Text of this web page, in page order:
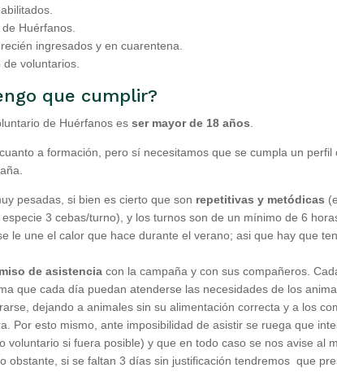
Huérfanos.
ingresados y en cuarentena.
voluntarios.
que cumplir?
de Huérfanos es ser mayor de 18 años
a formación, pero sí necesitamos que se cumpla un perfil
pesadas, si bien es cierto que son repetitivas y metódicas
3 cebas/turno), y los turnos son de un mínimo de 6
le une el calor que hace durante el verano; asi que hay que
de asistencia con la campaña y con sus compañeros.
que cada día puedan atenderse las necesidades de los
dejando a animales sin su alimentación correcta y a los
Por esto mismo, ante imposibilidad de asistir se ruega que
voluntario si fuera posible) y que en todo caso se nos avise al
obstante, si se faltan 3 días sin justificación tendremos que